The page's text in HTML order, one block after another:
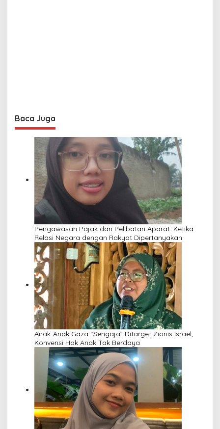
Baca Juga
Pengawasan Pajak dan Pelibatan Aparat: Ketika
Relasi Negara dengan Rakyat Dipertanyakan
Anak-Anak Gaza “Sengaja” Ditarget Zionis Israel,
Konvensi Hak Anak Tak Berdaya